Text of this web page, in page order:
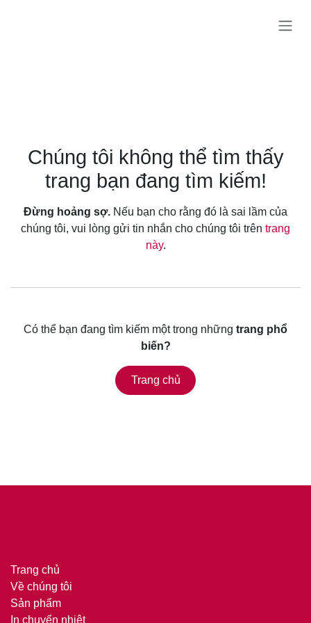
Lỗi 404
Chúng tôi không thể tìm thấy
trang bạn đang tìm kiếm!
Đừng hoảng sợ. Nếu bạn cho rằng đó là sai lầm của
chúng tôi, vui lòng gửi tin nhắn cho chúng tôi trên trang
này.
Có thể bạn đang tìm kiếm một trong những trang phổ
biến?
Trang chủ
Trang chủ
Về chúng tôi
Sản phẩm
In chuyển nhiệt